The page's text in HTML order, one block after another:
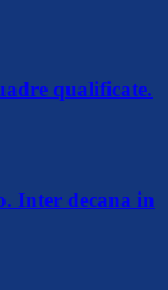
qualificate.
Inter decana in